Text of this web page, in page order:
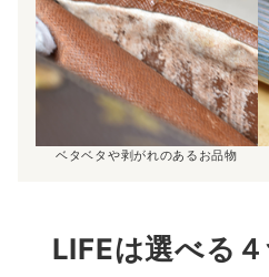
ベタベタや剥がれのあるお品物
LIFEは選べる